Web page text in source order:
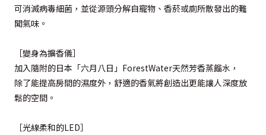
可消滅病毒細菌，並從源頭分解自寵物、香菸或廁所散發出的難
聞氣味。
［變身為擴香儀］
加入隨附的日本「六月八日」ForestWater天然芳香蒸餾水，
除了能提高房間的濕度外，舒適的香氣將創造出更能讓人深度放
鬆的空間。
［光線柔和的LED］